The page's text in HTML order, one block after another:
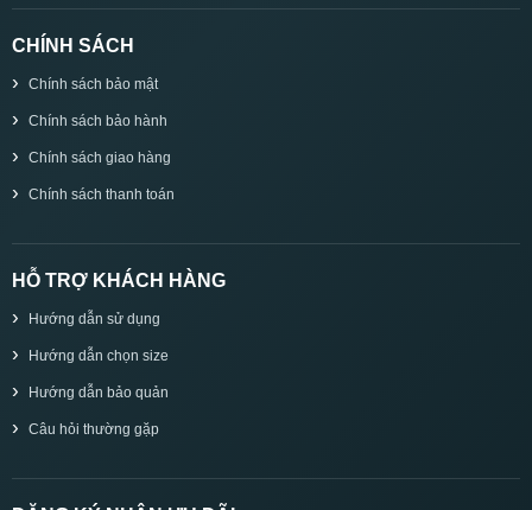
CHÍNH SÁCH
Chính sách bảo mật
Chính sách bảo hành
Chính sách giao hàng
Chính sách thanh toán
HỖ TRỢ KHÁCH HÀNG
Hướng dẫn sử dụng
Hướng dẫn chọn size
Hướng dẫn bảo quản
Câu hỏi thường gặp